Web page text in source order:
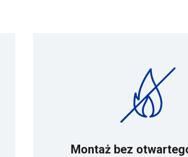
Montaż bez